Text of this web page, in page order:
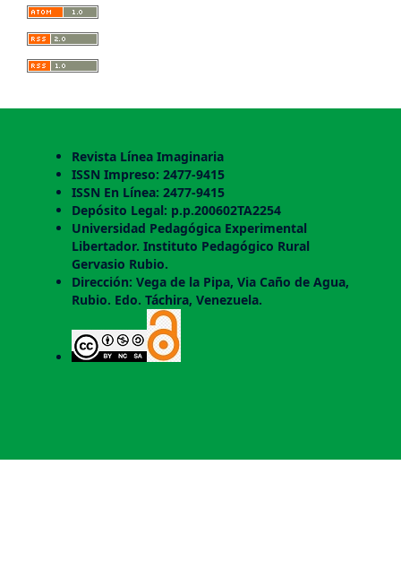
Revista Línea Imaginaria
ISSN Impreso: 2477-9415
ISSN En Línea: 2477-9415
Depósito Legal: p.p.200602TA2254
Universidad Pedagógica Experimental
Libertador. Instituto Pedagógico Rural
Gervasio Rubio.
Dirección: Vega de la Pipa, Via Caño de Agua,
Rubio. Edo. Táchira, Venezuela.